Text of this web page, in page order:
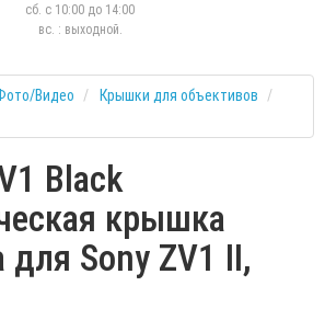
сб. c 10:00 до 14:00
вс. : выходной.
Видео
Крышки для объективов
Black
крышка
для Sony ZV1 II,